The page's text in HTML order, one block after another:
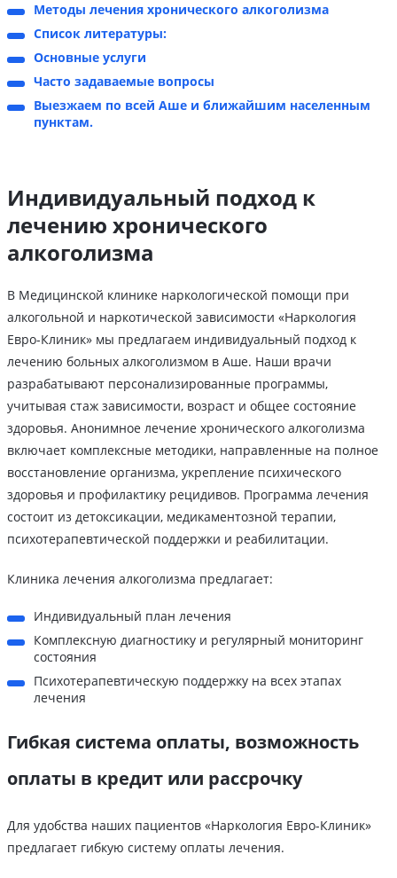
Методы лечения хронического алкоголизма
Список литературы:
Основные услуги
Часто задаваемые вопросы
Выезжаем по всей Аше и ближайшим населенным
пунктам.
Индивидуальный подход к
лечению хронического
алкоголизма
В Медицинской клинике наркологической помощи при
алкогольной и наркотической зависимости «Наркология
Евро-Клиник» мы предлагаем индивидуальный подход к
лечению больных алкоголизмом в Аше. Наши врачи
разрабатывают персонализированные программы,
учитывая стаж зависимости, возраст и общее состояние
здоровья. Анонимное лечение хронического алкоголизма
включает комплексные методики, направленные на полное
восстановление организма, укрепление психического
здоровья и профилактику рецидивов. Программа лечения
состоит из детоксикации, медикаментозной терапии,
психотерапевтической поддержки и реабилитации.
Клиника лечения алкоголизма предлагает:
Индивидуальный план лечения
Комплексную диагностику и регулярный мониторинг
состояния
Психотерапевтическую поддержку на всех этапах
лечения
Гибкая система оплаты, возможность
оплаты в кредит или рассрочку
Для удобства наших пациентов «Наркология Евро-Клиник»
предлагает гибкую систему оплаты лечения.